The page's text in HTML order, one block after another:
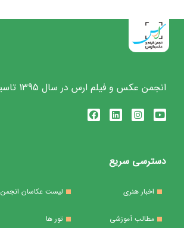
انجمن عکس و فیلم ارس در سال 1395 تاسیس شد .
دسترسی سریع
اخبار هنری
مطالب آموزشی
لیست عکاسان انجمن
تور ها